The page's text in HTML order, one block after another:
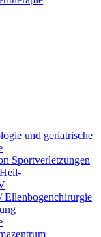
und geriatrische
Sportverletzungen
Ellenbogenchirurgie